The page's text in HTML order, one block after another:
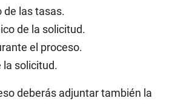
de las tasas.
de la solicitud.
el proceso.
la solicitud.
deberás adjuntar también la